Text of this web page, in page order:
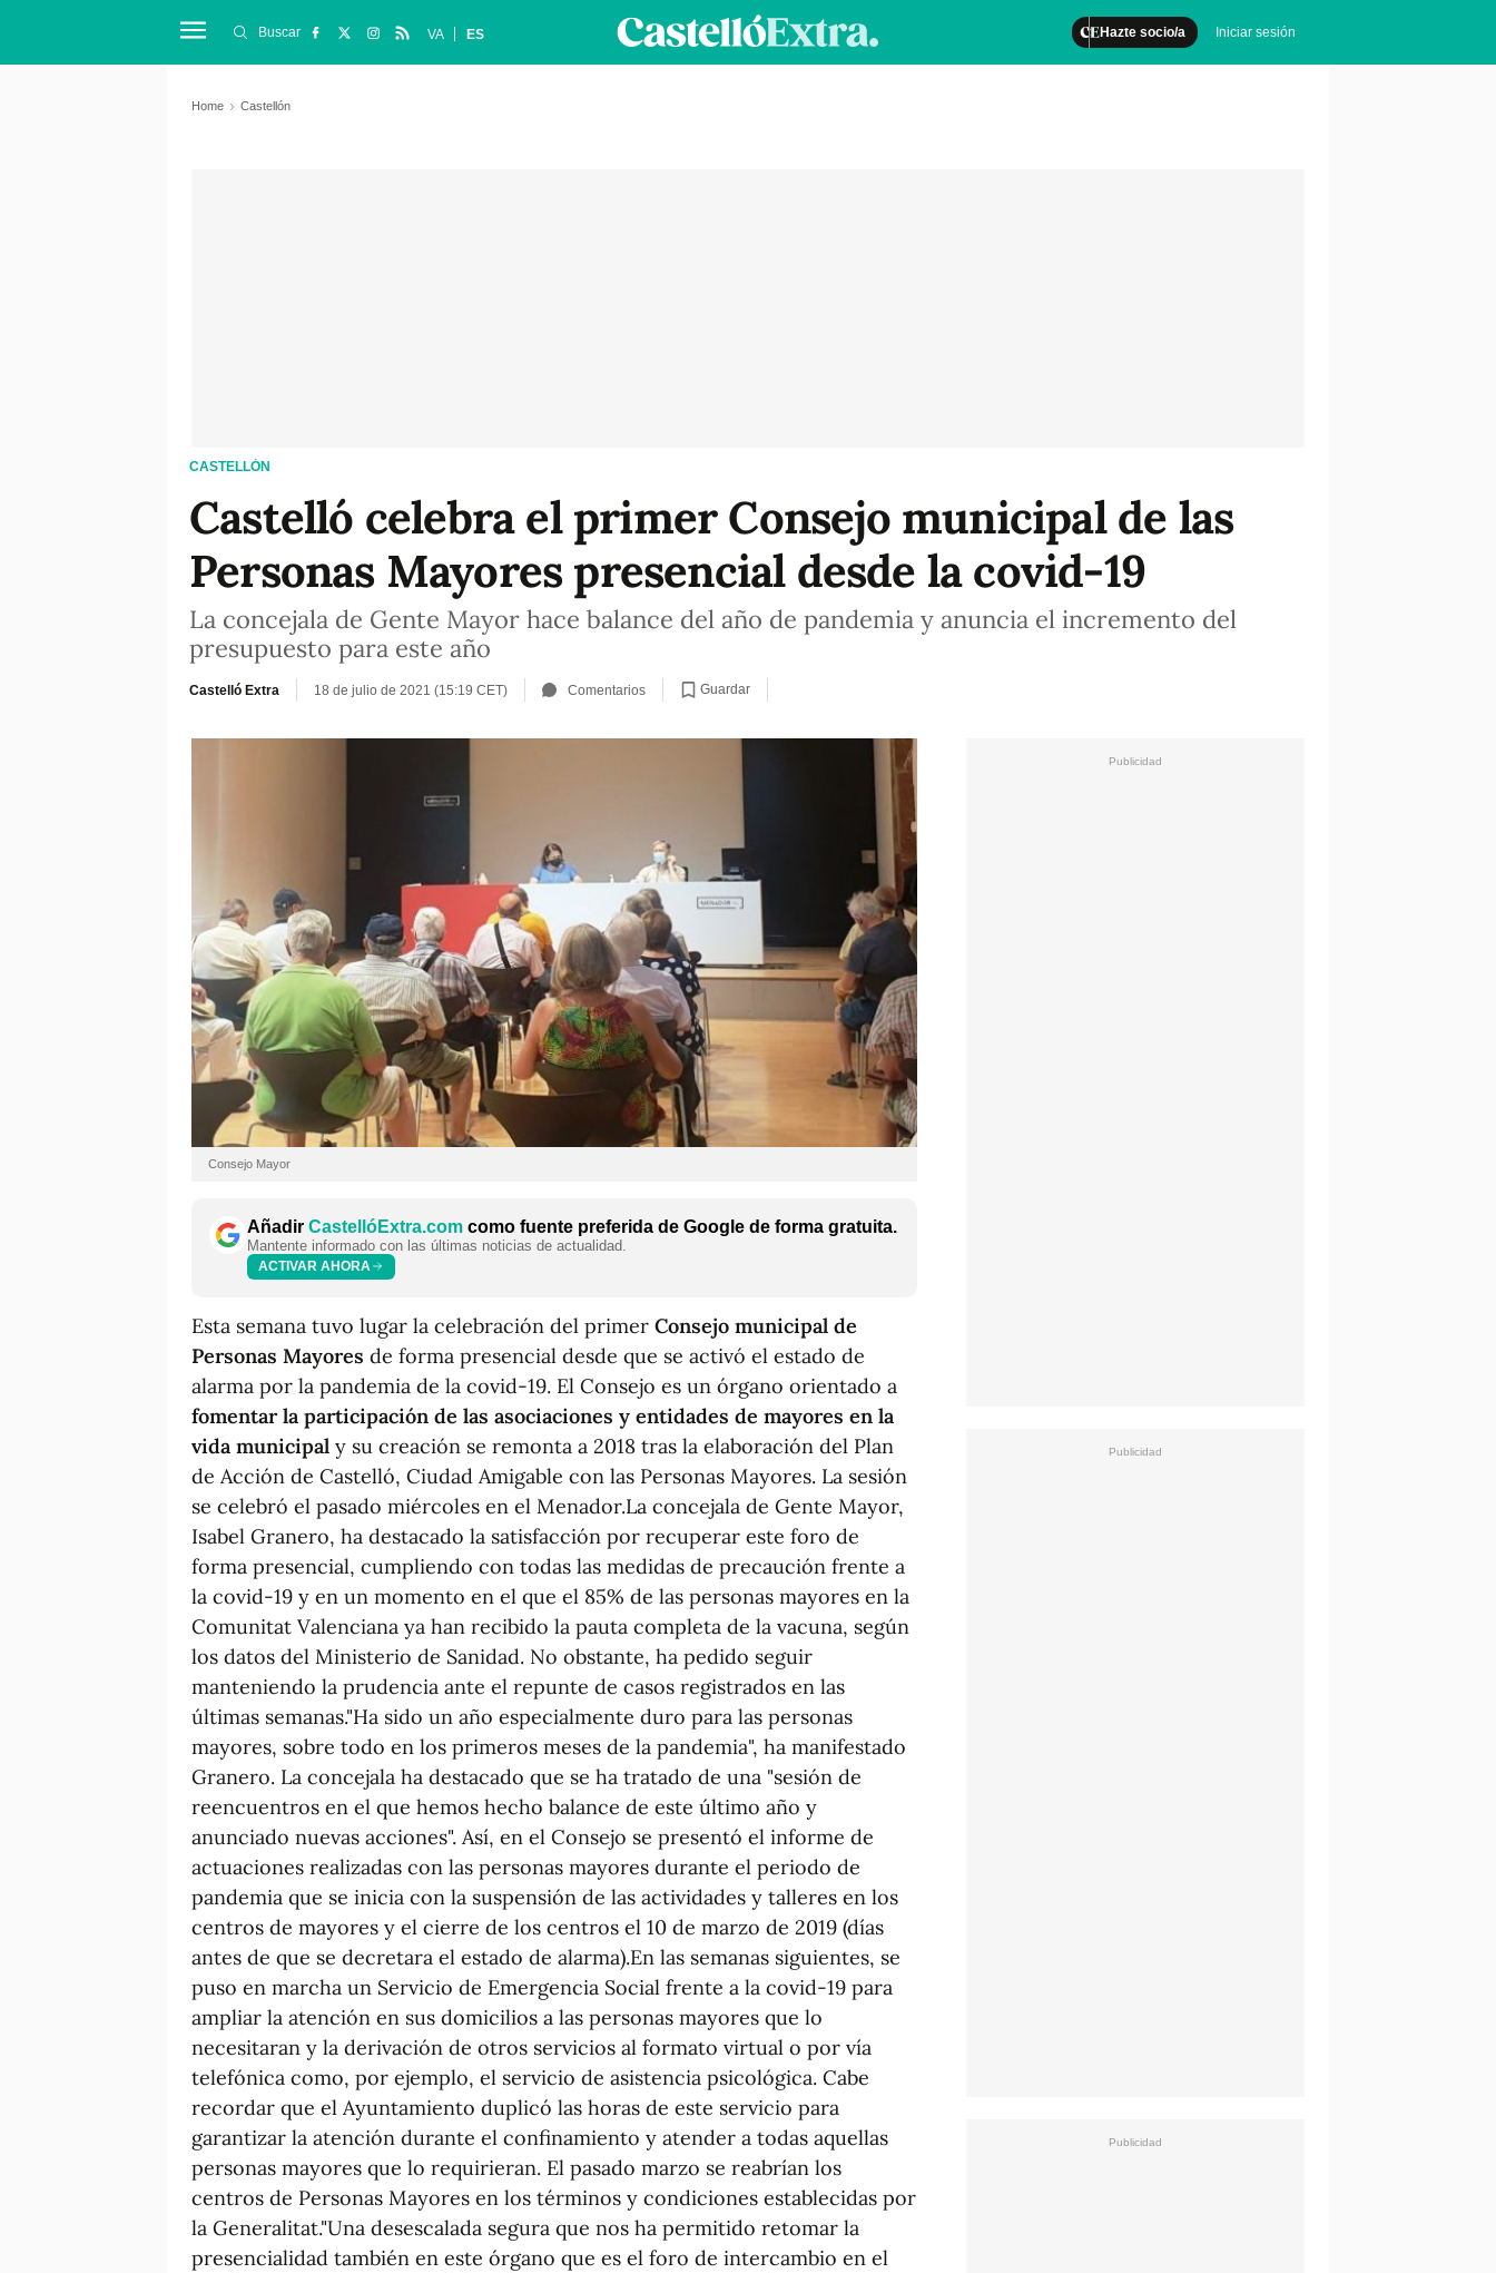
Hazte socio/a Iniciar sesión
Buscar VA ES
Home Castellón
CASTELLÓN
Castelló celebra el primer Consejo municipal de las
Personas Mayores presencial desde la covid-19
La concejala de Gente Mayor hace balance del año de pandemia y anuncia el incremento del
presupuesto para este año
Castelló Extra 18 de julio de 2021 (15:19 CET) Comentarios Guardar
Consejo Mayor
Añadir CastellóExtra.com como fuente preferida de Google de forma gratuita.
Mantente informado con las últimas noticias de actualidad.
ACTIVAR AHORA
Esta semana tuvo lugar la celebración del primer Consejo municipal de
Personas Mayores de forma presencial desde que se activó el estado de
alarma por la pandemia de la covid-19. El Consejo es un órgano orientado a
fomentar la participación de las asociaciones y entidades de mayores en la
vida municipal y su creación se remonta a 2018 tras la elaboración del Plan
de Acción de Castelló, Ciudad Amigable con las Personas Mayores. La sesión
se celebró el pasado miércoles en el Menador.La concejala de Gente Mayor,
Isabel Granero, ha destacado la satisfacción por recuperar este foro de
forma presencial, cumpliendo con todas las medidas de precaución frente a
la covid-19 y en un momento en el que el 85% de las personas mayores en la
Comunitat Valenciana ya han recibido la pauta completa de la vacuna, según
los datos del Ministerio de Sanidad. No obstante, ha pedido seguir
manteniendo la prudencia ante el repunte de casos registrados en las
últimas semanas."Ha sido un año especialmente duro para las personas
mayores, sobre todo en los primeros meses de la pandemia", ha manifestado
Granero. La concejala ha destacado que se ha tratado de una "sesión de
reencuentros en el que hemos hecho balance de este último año y
anunciado nuevas acciones". Así, en el Consejo se presentó el informe de
actuaciones realizadas con las personas mayores durante el periodo de
pandemia que se inicia con la suspensión de las actividades y talleres en los
centros de mayores y el cierre de los centros el 10 de marzo de 2019 (días
antes de que se decretara el estado de alarma).En las semanas siguientes, se
puso en marcha un Servicio de Emergencia Social frente a la covid-19 para
ampliar la atención en sus domicilios a las personas mayores que lo
necesitaran y la derivación de otros servicios al formato virtual o por vía
telefónica como, por ejemplo, el servicio de asistencia psicológica. Cabe
recordar que el Ayuntamiento duplicó las horas de este servicio para
garantizar la atención durante el confinamiento y atender a todas aquellas
personas mayores que lo requirieran. El pasado marzo se reabrían los
centros de Personas Mayores en los términos y condiciones establecidas por
la Generalitat."Una desescalada segura que nos ha permitido retomar la
presencialidad también en este órgano que es el foro de intercambio en el